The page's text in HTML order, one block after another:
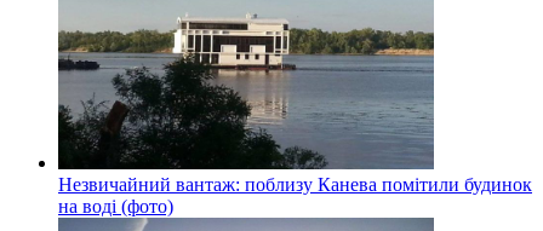
Незвичайний вантаж: поблизу Канева помітили будинок
на воді (фото)